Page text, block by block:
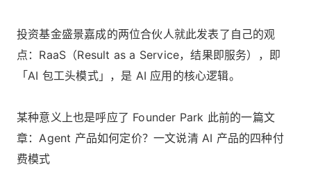
投资基金盛景嘉成的两位合伙人就此发表了自己的观
点：RaaS（Result as a Service，结果即服务），即
「AI 包工头模式」，是 AI 应用的核心逻辑。
某种意义上也是呼应了 Founder Park 此前的一篇文
章：Agent 产品如何定价？一文说清 AI 产品的四种付
费模式